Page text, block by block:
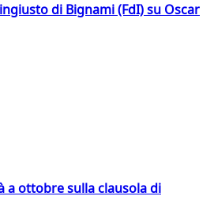
di Bignami (FdI) su Oscar
a ottobre sulla clausola di